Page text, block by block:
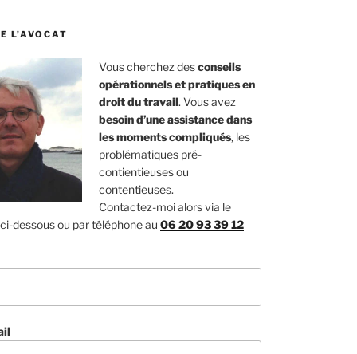
L’AVOCAT
Vous cherchez desconseils
opérationnels et pratiques en
droit du travail. Vous avez
besoin d’une assistance dans
les moments compliqués, les
problématiques pré-
contientieuses ou
contentieuses.
Contactez-moi alors via le
dessous ou par téléphone au 06 20 93 39 12